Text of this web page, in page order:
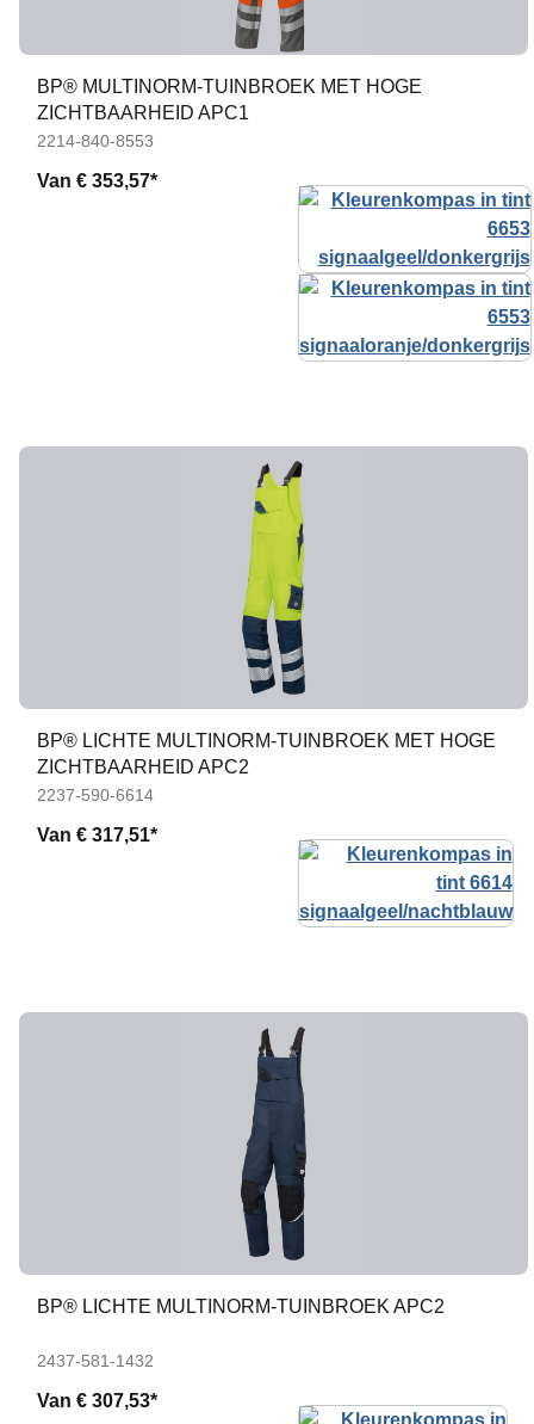
BP® MULTINORM-TUINBROEK MET HOGE
ZICHTBAARHEID APC1
2214-840-8553
Van € 353,57*
BP® LICHTE MULTINORM-TUINBROEK MET HOGE
ZICHTBAARHEID APC2
2237-590-6614
Van € 317,51*
BP® LICHTE MULTINORM-TUINBROEK APC2
2437-581-1432
Van € 307,53*